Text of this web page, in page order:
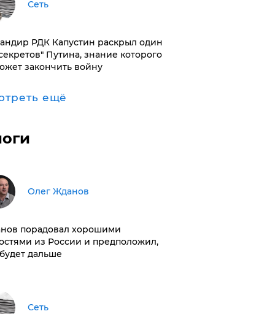
Сеть
РДК Капустин раскрыл один
Путина, знание которого
закончить войну
ещё
Олег Жданов
порадовал хорошими
из России и предположил,
дальше
Сеть